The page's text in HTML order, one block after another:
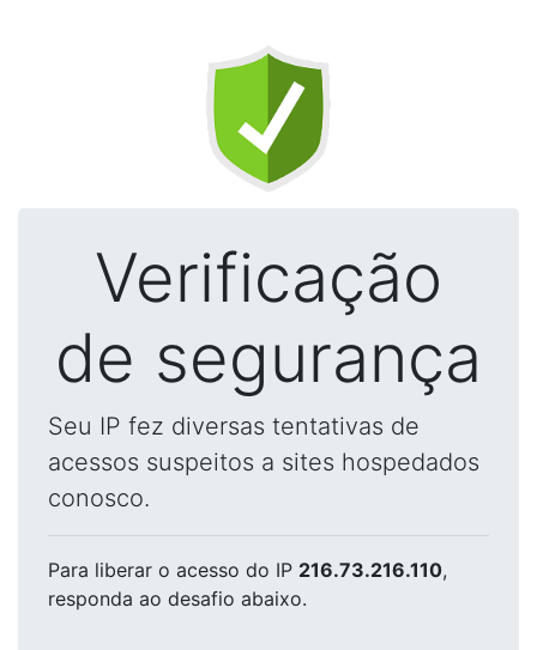
Verificação
de segurança
Seu IP fez diversas tentativas de
acessos suspeitos a sites hospedados
conosco.
Para liberar o acesso do IP 216.73.216.110,
responda ao desafio abaixo.